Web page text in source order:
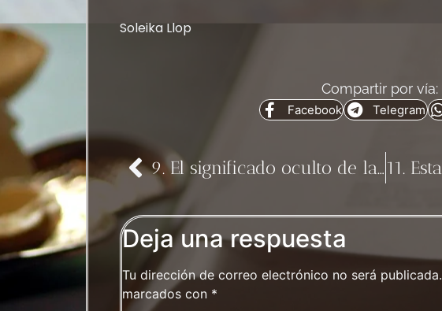
Soleika Llop
Compartir por vía:
Facebook Telegram
9. El significado oculto de la actividad profesional
Deja una respuesta
Tu dirección de correo electrónico no será publicada.
marcados con *